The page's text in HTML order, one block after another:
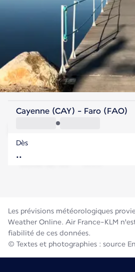
Portugal
Portugal
Durée du vol
Cayenne (CAY) - Faro (FAO)
Dès
Les prévisions météorologiques
Weather Online. Air France-KLM
fiabilité de ces données.
© Textes et photographies : source